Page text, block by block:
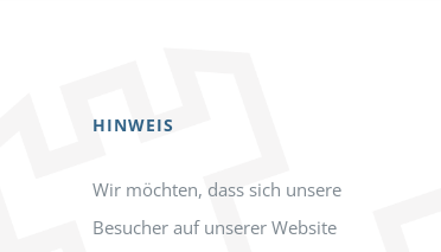
HINWEIS
Wir möchten, dass sich unsere
Besucher auf unserer Website